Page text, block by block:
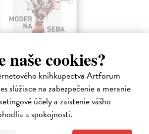
cookies?
kníhkupectva Artforum
slúžiace na zabezpečenie a meranie
účely a zaistenie vášho
a spokojnosti.
Pavel| Kniha
sexuálnym obťažovaním? Čelili ste
nevhodným narážkam svojho šéfa?